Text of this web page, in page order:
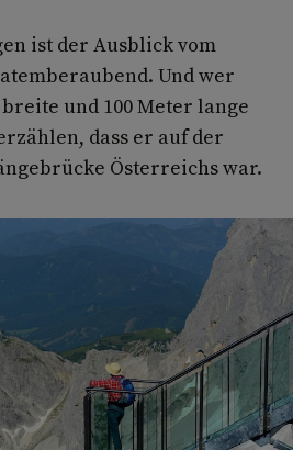
ist der Ausblick vom
Und wer
und 100 Meter lange
dass er auf der
Österreichs war.